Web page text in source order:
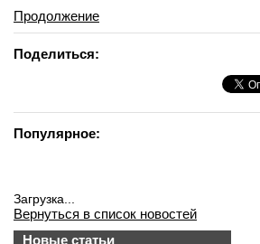
Продолжение
Поделиться:
Популярное:
Загрузка...
Вернуться в список новостей
Новые статьи